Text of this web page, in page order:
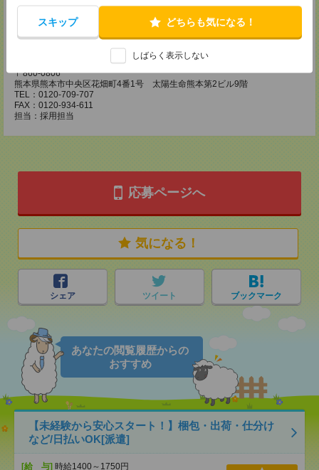
スキップ どちらも気になる！
しばらく表示しない
福岡県福岡市博多区中洲5丁目6番24号 第6ガーデンビル2階
TEL：0120-709-707
FAX：0120-709-927
担当：採用担当
〒860-0806
熊本県熊本市中央区花畑町4番1号 太陽生命熊本第2ビル9階
TEL：0120-709-707
FAX：0120-934-611
担当：採用担当
応募ページへ
気になる！
シェア ツイート ブックマーク
あなたの閲覧履歴からの
おすすめ
【未経験から安心スタート！】梱包・出荷・仕分け
など/日払いOK[派遣]
[給 与] 時給1400～1750円